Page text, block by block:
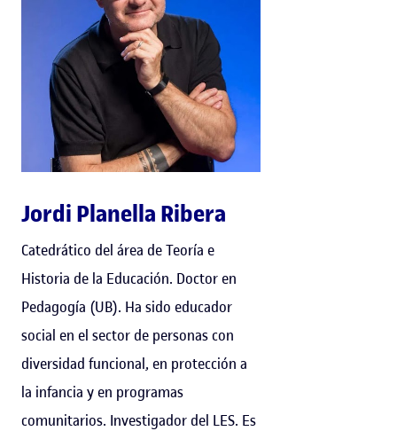
Jordi Planella Ribera
Catedrático del área de Teoría e
Historia de la Educación. Doctor en
Pedagogía (UB). Ha sido educador
social en el sector de personas con
diversidad funcional, en protección a
la infancia y en programas
comunitarios. Investigador del LES. Es